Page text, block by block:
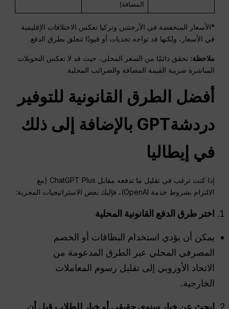
المضافة)
*الأسعار المنخفضة في الأرجنتين وتركيا تعكس الاختلافات الإقليمية
في الأسعار، ولكنها قد تواجه تحديات أو قيودًا تتعلق بطرق الدفع.
ملاحظة: تحقق دائمًا من السعر المحلي، حيث قد لا تعكس التحويلات
المباشرة ضريبة القيمة المضافة والضرائب المحلية.
أفضل الطرق القانونية للتوفير
دردشةGPT
بالإضافة إلى ذلك
في إيطاليا
إذا كنت ترغب في تقليل ما تدفعه مقابل ChatGPT Plus (مع
الالتزام بشروط خدمة OpenAI)، فإليك بعض الاستراتيجيات المجربة:
اختر طرق الدفع القانونية المحلية
يمكن أن يؤدي استخدام البطاقات أو الخصم
المصرفي المحلي عبر الطرق المدعومة من
الاتحاد الأوروبي إلى تقليل رسوم المعاملات
الخارجية.
ابحث عن خيار سنوي حقيقي أو خيار للطلاب قبل أن